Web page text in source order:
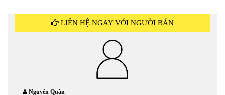
LIÊN HỆ NGAY VỚI NGƯỜI BÁN
Nguyễn Quân